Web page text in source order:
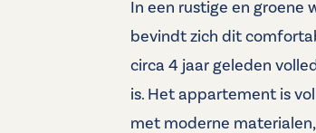
In een rustige en groene
bevindt zich dit
circa 4 jaar geleden
is. Het appartement is
met moderne